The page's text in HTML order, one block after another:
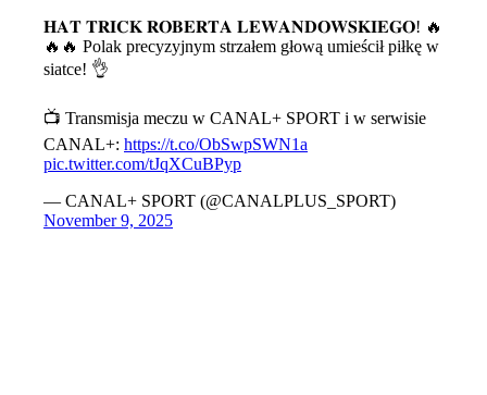
𝐇𝐀𝐓 𝐓𝐑𝐈𝐂𝐊 𝐑𝐎𝐁𝐄𝐑𝐓𝐀 𝐋𝐄𝐖𝐀𝐍𝐃𝐎𝐖𝐒𝐊𝐈𝐄𝐆𝐎! 🔥
🔥🔥 Polak precyzyjnym strzałem głową umieścił piłkę w
siatce! 👌
📺 Transmisja meczu w CANAL+ SPORT i w serwisie
CANAL+: https://t.co/ObSwpSWN1a
pic.twitter.com/tJqXCuBPyp
— CANAL+ SPORT (@CANALPLUS_SPORT)
November 9, 2025